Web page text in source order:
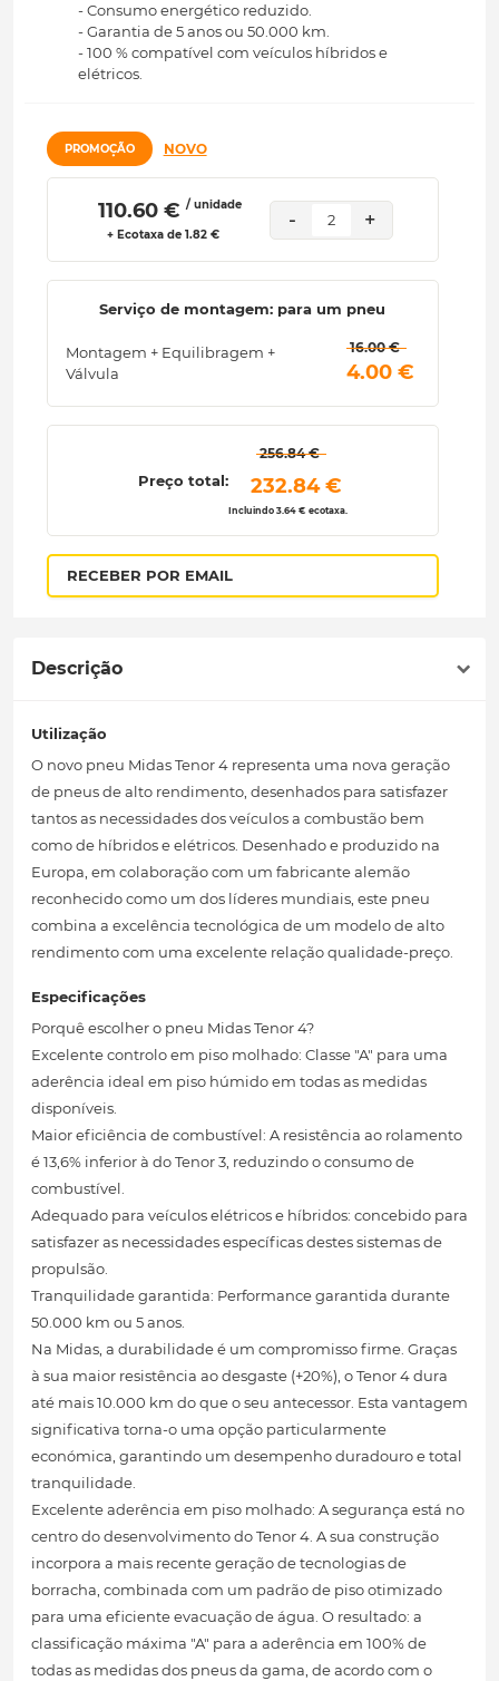
- Consumo energético reduzido.
- Garantia de 5 anos ou 50.000 km.
- 100 % compatível com veículos híbridos e
elétricos.
PROMOÇÃO NOVO
110.60 € / unidade
+ Ecotaxa de 1.82 €
- 2 +
Serviço de montagem: para um pneu
Montagem + Equilibragem +
Válvula
16.00 €
4.00 €
Preço total:
256.84 €
232.84 €
Incluindo 3.64 € ecotaxa.
RECEBER POR EMAIL
Descrição
Utilização
O novo pneu Midas Tenor 4 representa uma nova geração
de pneus de alto rendimento, desenhados para satisfazer
tantos as necessidades dos veículos a combustão bem
como de híbridos e elétricos. Desenhado e produzido na
Europa, em colaboração com um fabricante alemão
reconhecido como um dos líderes mundiais, este pneu
combina a excelência tecnológica de um modelo de alto
rendimento com uma excelente relação qualidade-preço.
Especificações
Porquê escolher o pneu Midas Tenor 4?
Excelente controlo em piso molhado: Classe "A" para uma
aderência ideal em piso húmido em todas as medidas
disponíveis.
Maior eficiência de combustível: A resistência ao rolamento
é 13,6% inferior à do Tenor 3, reduzindo o consumo de
combustível.
Adequado para veículos elétricos e híbridos: concebido para
satisfazer as necessidades específicas destes sistemas de
propulsão.
Tranquilidade garantida: Performance garantida durante
50.000 km ou 5 anos.
Na Midas, a durabilidade é um compromisso firme. Graças
à sua maior resistência ao desgaste (+20%), o Tenor 4 dura
até mais 10.000 km do que o seu antecessor. Esta vantagem
significativa torna-o uma opção particularmente
económica, garantindo um desempenho duradouro e total
tranquilidade.
Excelente aderência em piso molhado: A segurança está no
centro do desenvolvimento do Tenor 4. A sua construção
incorpora a mais recente geração de tecnologias de
borracha, combinada com um padrão de piso otimizado
para uma eficiente evacuação de água. O resultado: a
classificação máxima "A" para a aderência em 100% de
todas as medidas dos pneus da gama, de acordo com o